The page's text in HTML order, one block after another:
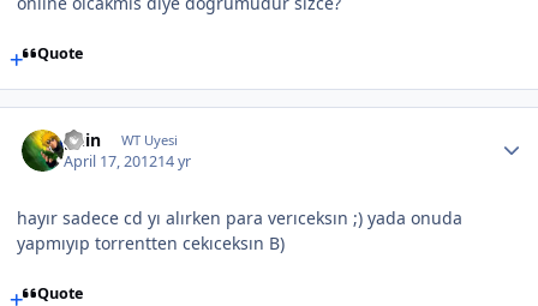
Quote
guin WT Uyesi
April 17, 201214 yr
hayır sadece cd yı alırken para verıceksın ;) yada onuda
yapmıyıp torrentten cekıceksın B)
Quote